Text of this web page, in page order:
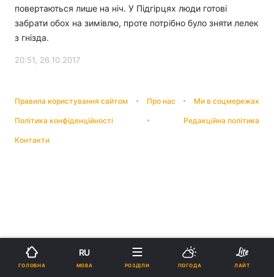
повертаються лише на ніч. У Підгірцях люди готові
забрати обох на зимівлю, проте потрібно було зняти лелек
з гнізда.
20:51, 26.10.2017
Правила користування сайтом Про нас Ми в соцмережах
Політика конфіденційності Редакційна політика
Контакти
ГОЛОВНА
RU
МОВА РОЗДІЛИ ПОГОДА ЛАЙТ